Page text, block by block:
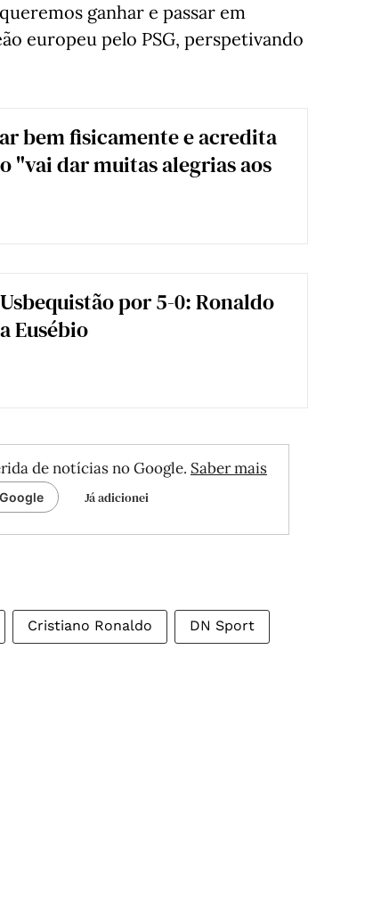
ganhar e passar em
europeu pelo PSG, perspetivando
bem fisicamente e acredita
"vai dar muitas alegrias aos
por 5-0: Ronaldo
Eusébio
de notícias no Google. Saber mais
Já adicionei
Cristiano Ronaldo DN Sport